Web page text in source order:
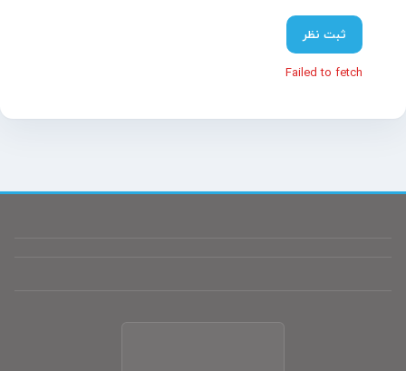
ثبت نظر
Failed to fetch
معمولاً در چند دقیقه پاسخ می‌دهیم